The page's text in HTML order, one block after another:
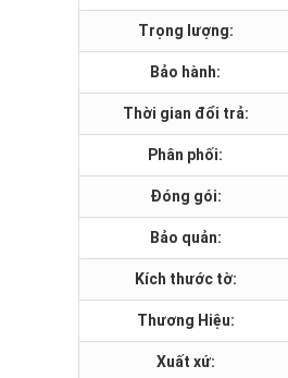
Trọng lượng:
Bảo hành:
Thời gian đổi trả:
Phân phối:
Đóng gói:
Bảo quản:
Kích thước tờ:
Thương Hiệu:
Xuất xứ: